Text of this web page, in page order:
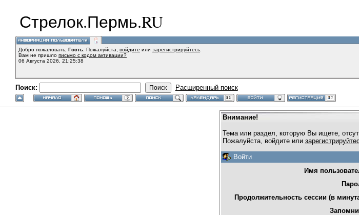
Стрелок.Пермь.RU
Добро пожаловать, Гость . Пожалуйста, войдите или зарегистрируйтесь
Вам не пришло письмо с кодом активации?
06 Августа 2026, 21:25:38
Поиск: Расширенный поиск
Внимание!
Тема или раздел, которую Вы ищете,
Пожалуйста, войдите или
Войти
Имя
Продолжительность сессии (в